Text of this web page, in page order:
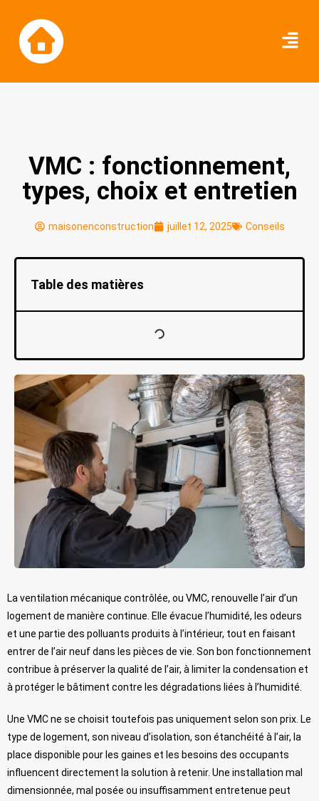
VMC : fonctionnement,
types, choix et entretien
maisonenconstruction juillet 12, 2025 Conseils
Table des matières
La ventilation mécanique contrôlée, ou VMC, renouvelle l’air d’un
logement de manière continue. Elle évacue l’humidité, les odeurs
et une partie des polluants produits à l’intérieur, tout en faisant
entrer de l’air neuf dans les pièces de vie. Son bon fonctionnement
contribue à préserver la qualité de l’air, à limiter la condensation et
à protéger le bâtiment contre les dégradations liées à l’humidité.
Une VMC ne se choisit toutefois pas uniquement selon son prix. Le
type de logement, son niveau d’isolation, son étanchéité à l’air, la
place disponible pour les gaines et les besoins des occupants
influencent directement la solution à retenir. Une installation mal
dimensionnée, mal posée ou insuffisamment entretenue peut